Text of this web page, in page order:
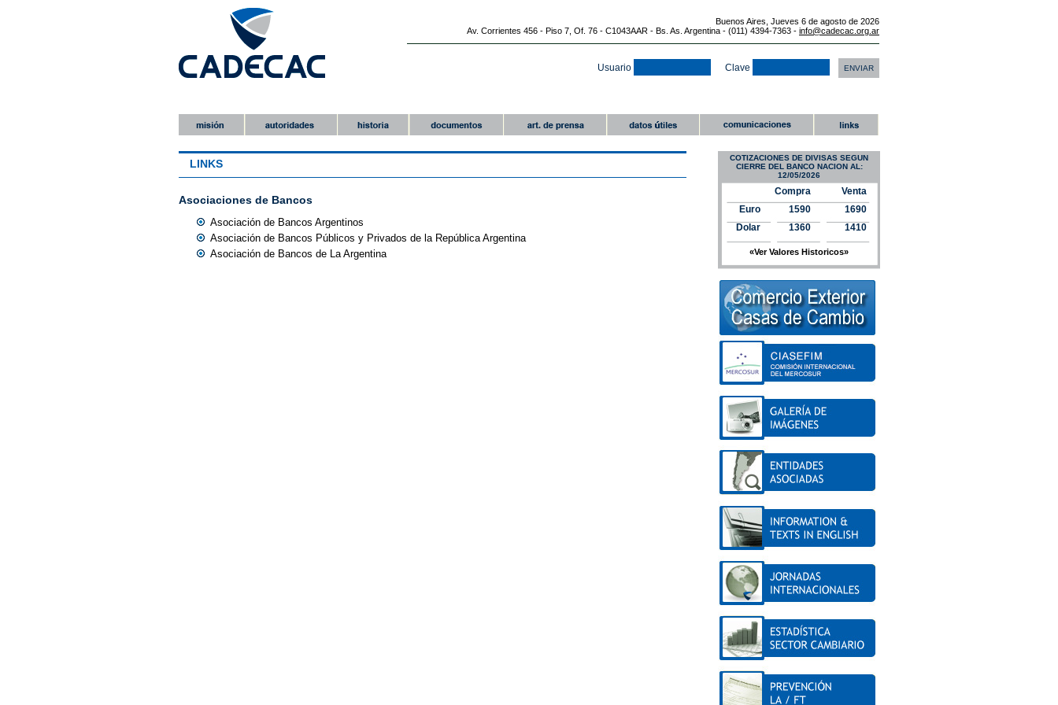
Buenos Aires, Jueves 6 de agosto de 2026
Av. Corrientes 456 - Piso 7, Of. 76 - C1043AAR - Bs. As. Argentina - (011) 4394-7363 - info@cadecac.org.ar
Usuario Clave
COTIZACIONES DE DIVISAS SEGUN
CIERRE DEL BANCO NACION AL:
12/05/2026
Compra
Venta
Euro
1590
1690
Dolar
1360 1410
«Ver Valores Historicos»
LINKS
Asociaciones de Bancos
Asociación de Bancos Argentinos
Asociación de Bancos Públicos y Privados de la República Argentina
Asociación de Bancos de La Argentina